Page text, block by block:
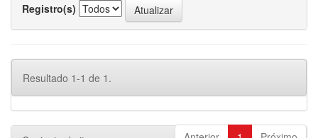
Registro(s)
Resultado 1-1 de 1.